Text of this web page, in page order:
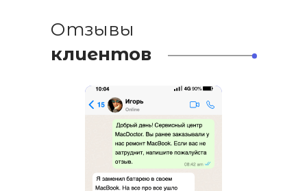
Отзывы
клиентов